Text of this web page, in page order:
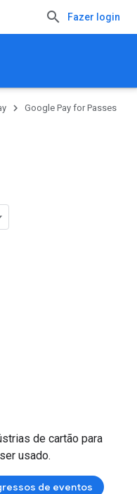
Fazer login
Google Pay for Passes
de cartão para
usado.
de eventos